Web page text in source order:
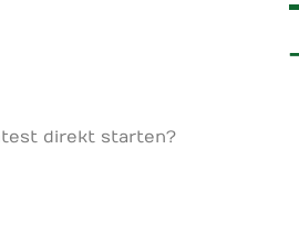
direkt starten?